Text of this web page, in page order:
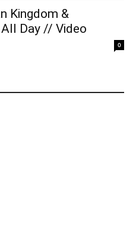
Kingdom &
Day // Video
0